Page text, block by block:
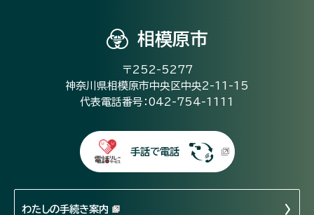
相模原市
〒252-5277
神奈川県相模原市中央区中央2-11-15
代表電話番号：042-754-1111
手話で電話
わたしの手続き案内